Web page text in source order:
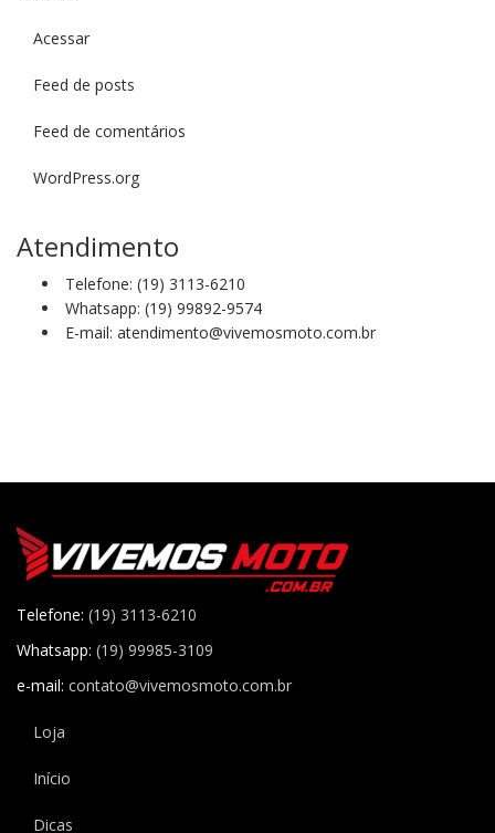
Acessar
Feed de posts
Feed de comentários
WordPress.org
Atendimento
Telefone: (19) 3113-6210
Whatsapp: (19) 99892-9574
E-mail: atendimento@vivemosmoto.com.br
Telefone: (19) 3113-6210
Whatsapp: (19) 99985-3109
e-mail: contato@vivemosmoto.com.br
Loja
Início
Dicas